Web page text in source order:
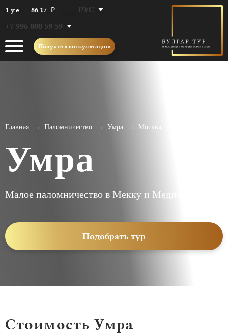
1 у.е. = 86.17 ₽
+7 996 800 59 59
РУС
Получить консультацию
Главная → Паломничество → Умра → Москва
Умра
Малое паломничество в Мекку и Медину
Подобрать тур
Стоимость Умра